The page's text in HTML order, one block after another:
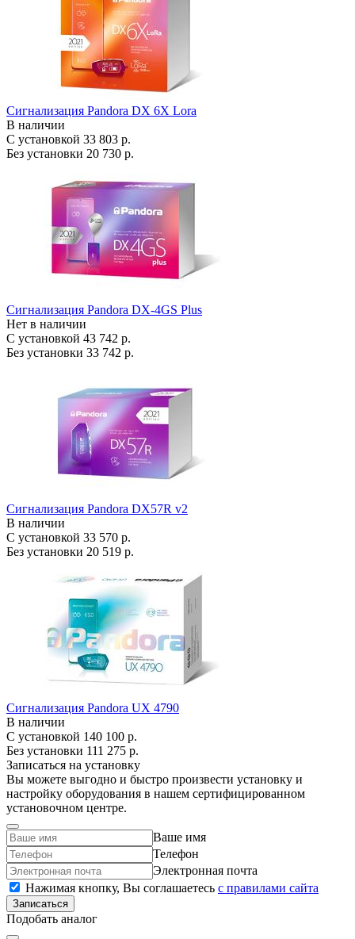
Сигнализация Pandora DX 6X Lora
В наличии
С установкой 33 803 р.
Без установки 20 730 р.
Сигнализация Pandora DX-4GS Plus
Нет в наличии
С установкой 43 742 р.
Без установки 33 742 р.
Сигнализация Pandora DX57R v2
В наличии
С установкой 33 570 р.
Без установки 20 519 р.
Сигнализация Pandora UX 4790
В наличии
С установкой 140 100 р.
Без установки 111 275 р.
Записаться на установку
Вы можете выгодно и быстро произвести установку и
настройку оборудования в нашем сертифицированном
установочном центре.
Ваше имя
Телефон
Электронная почта
Нажимая кнопку, Вы соглашаетесь c правилами сайта
Записаться
Подобать аналог